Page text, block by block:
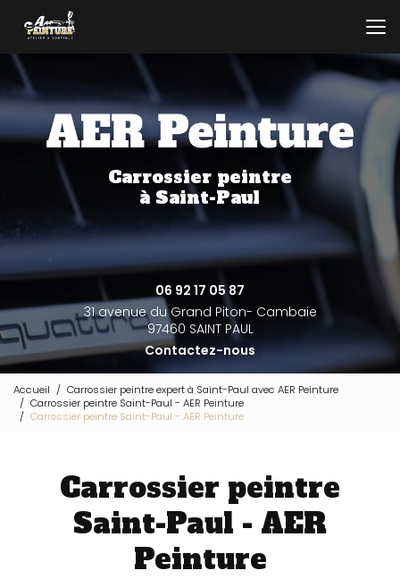
contenu
principal
Carrossier peintre
à Saint-Paul
06 92 17 05 87
31 avenue du Grand Piton- Cambaie
97460 SAINT PAUL
Contactez-nous
Accueil
Carrossier peintre expert à Saint-Paul avec AER Peinture
Carrossier peintre Saint-Paul - AER Peinture
Carrossier peintre Saint-Paul - AER Peinture
Carrossier peintre
Saint-Paul - AER
Peinture